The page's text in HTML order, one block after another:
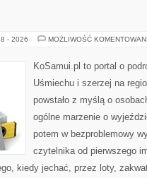
- 2026 MOŻLIWOŚĆ
KoSamui.pl to portal o
Uśmiechu i szerzej na
powstało z myślą o
ogólne marzenie o
potem w bezproblemowy
czytelnika od pierwszego
kiedy jechać, przez loty,